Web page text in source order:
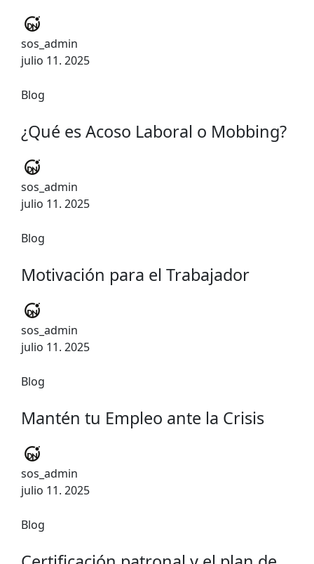
sos_admin
julio 11. 2025
Blog
¿Qué es Acoso Laboral o Mobbing?
sos_admin
julio 11. 2025
Blog
Motivación para el Trabajador
sos_admin
julio 11. 2025
Blog
Mantén tu Empleo ante la Crisis
sos_admin
julio 11. 2025
Blog